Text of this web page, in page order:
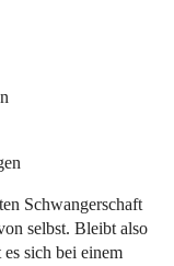
Schwangerschaft
selbst. Bleibt also
sich bei einem